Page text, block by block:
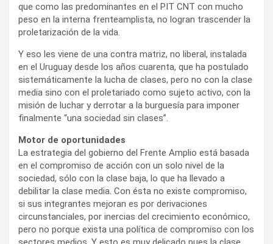
que como las predominantes en el PIT CNT con mucho
peso en la interna frenteamplista, no logran trascender la
proletarización de la vida.
Y eso les viene de una contra matriz, no liberal, instalada
en el Uruguay desde los años cuarenta, que ha postulado
sistemáticamente la lucha de clases, pero no con la clase
media sino con el proletariado como sujeto activo, con la
misión de luchar y derrotar a la burguesía para imponer
finalmente “una sociedad sin clases”.
Motor de oportunidades
La estrategia del gobierno del Frente Amplio está basada
en el compromiso de acción con un solo nivel de la
sociedad, sólo con la clase baja, lo que ha llevado a
debilitar la clase media. Con ésta no existe compromiso,
si sus integrantes mejoran es por derivaciones
circunstanciales, por inercias del crecimiento económico,
pero no porque exista una política de compromiso con los